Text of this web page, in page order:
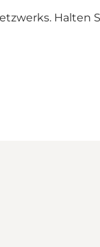
Halten